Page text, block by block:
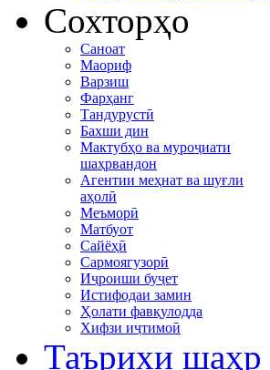
Сохторҳо
Саноат
Маориф
Варзиш
Фарҳанг
Тандурустӣ
Бахши дин
Мактубҳо ва муроҷиати
шаҳрвандон
Агентии меҳнат ва шуғли
аҳолӣ
Меъморӣ
Матбуот
Сайёҳӣ
Сармоягузорӣ
Иҷроиши буҷет
Истифодаи замин
Ҳолати фавқулодда
Хифзи иҷтимоӣ
Таърихи шаҳр